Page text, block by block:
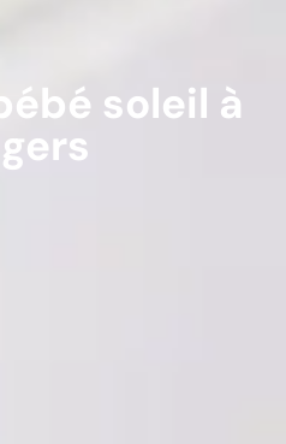
soleil à